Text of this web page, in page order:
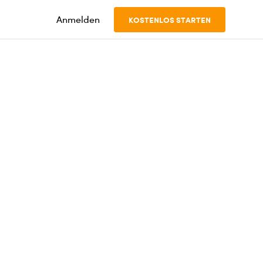
Anmelden KOSTENLOS STARTEN